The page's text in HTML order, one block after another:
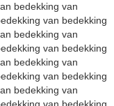
bedekking van
van bedekking
bedekking van
van bedekking
bedekking van
van bedekking
bedekking van